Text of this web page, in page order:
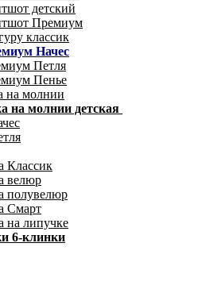
детский
Премиум
классик
Начес
Петля
Пенье
на молнии
на молнии детская
Классик
велюр
полувелюр
Смарт
на липучке
6-клинки